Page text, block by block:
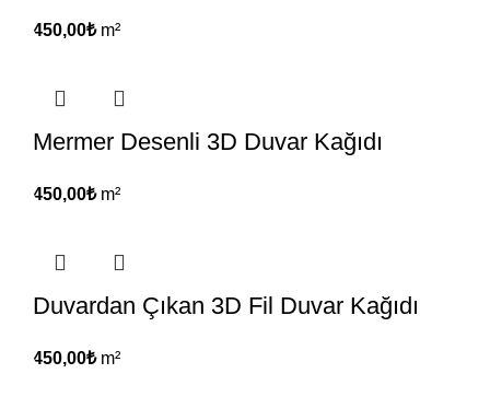
450,00₺m²
Mermer Desenli 3D Duvar Kağıdı
450,00₺m²
Duvardan Çıkan 3D Fil Duvar Kağıdı
450,00₺m²